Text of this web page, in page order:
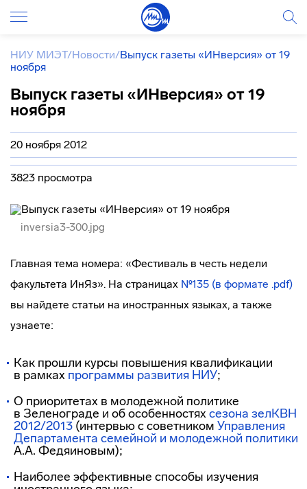
НИУ МИЭТ/Новости/Выпуск газеты «ИНверсия» от 19
ноября
Выпуск газеты «ИНверсия» от 19
ноября
20 ноября 2012
3823 просмотра
inversia3-300.jpg
Главная тема номера: «Фестиваль в честь недели
факультета ИнЯз». На страницах №135 (в формате .pdf)
вы найдете статьи на иностранных языках, а также
узнаете:
Как прошли курсы повышения квалификации
в рамках программы развития НИУ;
О приоритетах в молодежной политике
в Зеленограде и об особенностяхсезона зелКВН
2012/2013 (интервью с советником Управления
Департамента семейной и молодежной политики
А.А. Федяиновым);
Наиболее эффективные способы изучения